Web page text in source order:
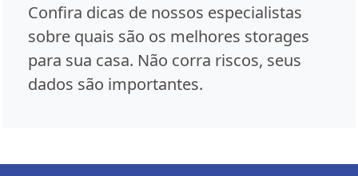
Confira dicas de nossos especialistas
sobre quais são os melhores storages
para sua casa. Não corra riscos, seus
dados são importantes.